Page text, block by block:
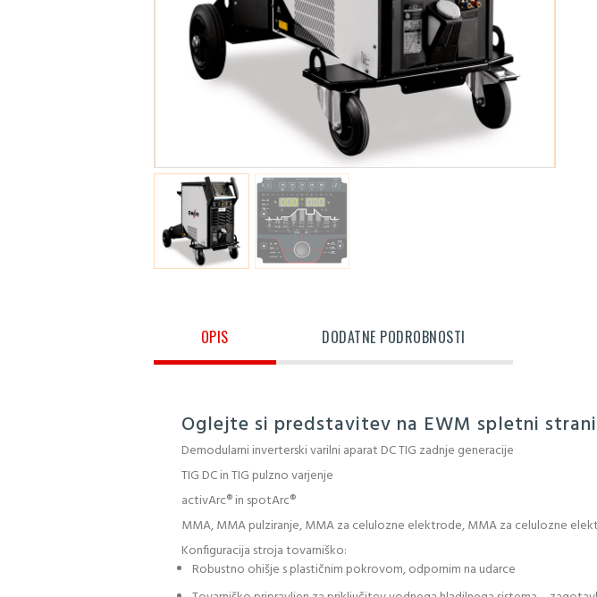
OPIS DODATNE PODROBNOSTI
Oglejte si predstavitev na EWM spletni strani
Demodularni inverterski varilni aparat DC TIG zadnje generacije
TIG DC in TIG pulzno varjenje
activArc® in spotArc®
MMA, MMA pulziranje, MMA za celulozne elektrode, MMA za celulozne
Konfiguracija stroja tovarniško:
Robustno ohišje s plastičnim pokrovom, odpornim na udarce